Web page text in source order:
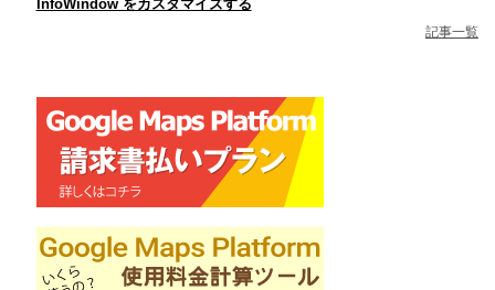
InfoWindow をカスタマイズする
記事一覧